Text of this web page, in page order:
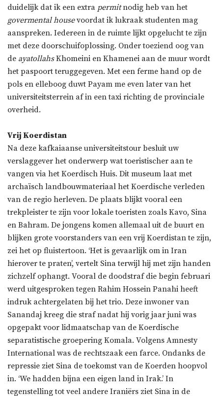
duidelijk dat ik een extra permitnodig heb van het
govermental housevoordat ik lukraak studenten mag
aanspreken. Iedereen in de ruimte lijkt opgelucht te zijn
met deze doorschuifoplossing. Onder toeziend oog van
de ayatollahsKhomeini en Khamenei aan de muur wordt
het paspoort teruggegeven. Met een ferme hand op de
pols en elleboog duwt Payam me even later van het
universiteitsterrein af in een taxi richting de provinciale
overheid.
Vrij Koerdistan
Na deze kafkaiaanse universiteitstour besluit uw
verslaggever het onderwerp wat toeristischer aan te
vangen via het Koerdisch Huis. Dit museum laat met
archaïsch landbouwmateriaal het Koerdische verleden
van de regio herleven. De plaats blijkt vooral een
trekpleister te zijn voor lokale toeristen zoals Kavo, Sina
en Bahram. De jongens komen allemaal uit de buurt en
blijken grote voorstanders van een vrij Koerdistan te zijn,
zei het op fluistertoon. ‘Het is gevaarlijk om in Iran
hierover te praten’, vertelt Sina terwijl hij met zijn handen
zichzelf ophangt. Vooral de doodstraf die begin februari
werd uitgesproken tegen Rahim Hossein Panahi heeft
indruk achtergelaten bij het trio. Deze inwoner van
Sanandaj kreeg die straf nadat hij vorig jaar juni was
opgepakt voor lidmaatschap van de Koerdische
separatistische groepering Komala. Volgens Amnesty
International was de rechtszaak een farce. Ondanks de
repressie ziet Sina de toekomst van de Koerden hoopvol
in. ‘We hadden bijna een eigen land in Irak.’ In
tegenstelling tot veel andere Iraniërs ziet Sina in de